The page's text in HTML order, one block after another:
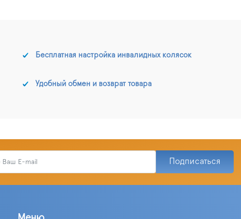
Бесплатная настройка инвалидных колясок
Удобный обмен и возврат товара
Подписаться